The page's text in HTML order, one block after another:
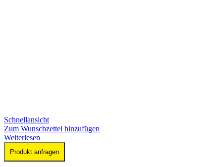
Schnellansicht
Zum Wunschzettel hinzufügen
Weiterlesen
Produkt anfragen